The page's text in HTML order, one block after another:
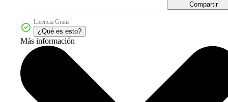
Compartir
Licencia Gratis
¿Qué es esto?
Más información